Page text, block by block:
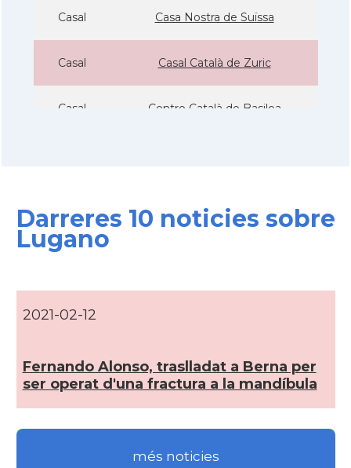
Casal Casa Nostra de Suïssa
Casal Casal Català de Zuric
Casal Centre Català de Basilea
Delegació
Consolat Consolat general a Bern
Ambaixada Ambaixada espanyola a Suïssa
* + ambaixades i consolats
Darreres 10 noticies sobre
Lugano
2021-02-12
Fernando Alonso, traslladat a Berna per
ser operat d'una fractura a la mandí­bula
més noticies